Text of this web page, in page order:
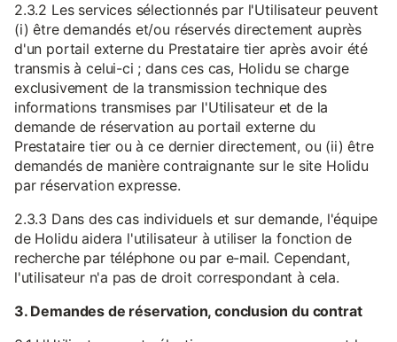
2.3.2 Les services sélectionnés par l'Utilisateur peuvent
(i) être demandés et/ou réservés directement auprès
d'un portail externe du Prestataire tier après avoir été
transmis à celui-ci ; dans ces cas, Holidu se charge
exclusivement de la transmission technique des
informations transmises par l'Utilisateur et de la
demande de réservation au portail externe du
Prestataire tier ou à ce dernier directement, ou (ii) être
demandés de manière contraignante sur le site Holidu
par réservation expresse.
2.3.3 Dans des cas individuels et sur demande, l'équipe
de Holidu aidera l'utilisateur à utiliser la fonction de
recherche par téléphone ou par e-mail. Cependant,
l'utilisateur n'a pas de droit correspondant à cela.
3. Demandes de réservation, conclusion du contrat